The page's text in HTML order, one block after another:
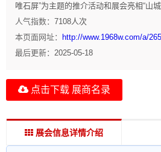
唯石屏”为主题的推介活动和展会亮相“山
人气指数： 7108人次
本页面网址：
http://www.1968w.com/a/
最后更新： 2025-05-18
点击下载 展商名录
展会信息详情介绍